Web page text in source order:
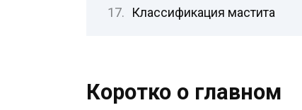
Классификация мастита
Коротко о главном